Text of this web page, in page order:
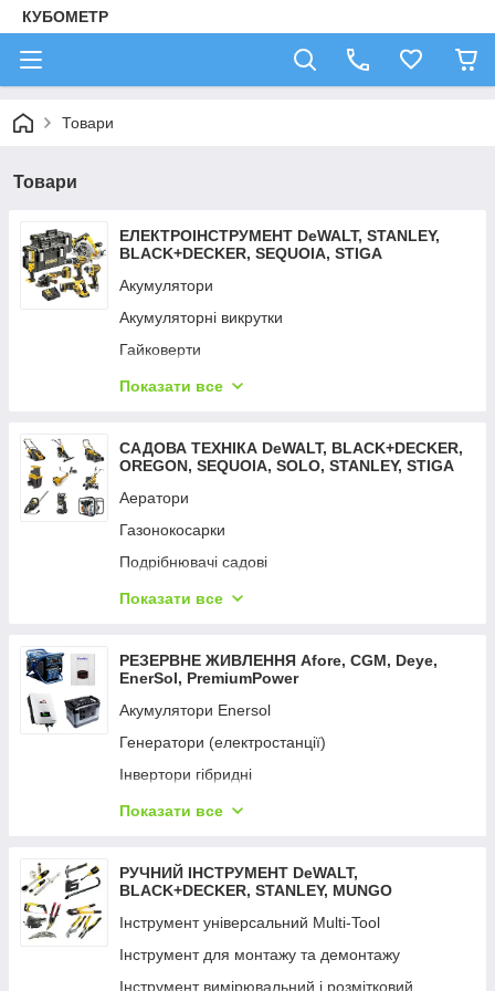
КУБОМЕТР
Товари
Товари
ЕЛЕКТРОІНСТРУМЕНТ DeWALT, STANLEY,
BLACK+DECKER, SEQUOIA, STIGA
Акумулятори
Акумуляторні викрутки
Гайковерти
Дрилі — шурупокрути
Детектори тепла
Зарядні пристрої
Вимірювальні інструменти
Фарбопульти
Відбійні молотки
Мультифункційний інструмент
Перфоратори
Пили
Пістолети цвяхозабивні та скобозабивні
Пістолети гарячого повітря
Пістолети клейові
Підіймач вакуумний
Пилососи
Радіоприймачі промислові
Показати все
САДОВА ТЕХНІКА DeWALT, BLACK+DECKER,
OREGON, SEQUOIA, SOLO, STANLEY, STIGA
Аератори
Газонокосарки
Подрібнювачі садові
Кущорізи та ножиці
Мийки високого тиску
Мотопомпи
Насоси поверхневі
Насоси заглибні
Опрыскиватели
Обладнання для поливання UNIFLEX
Підмітальні машини
Пилососи садові
Райдери
Розкидачі добрив
Показати все
РЕЗЕРВНЕ ЖИВЛЕННЯ Aforе, CGM, Deye,
EnerSol, PremiumPower
Акумулятори Enersol
Генератори (електростанції)
Інвертори гібридні
Портативний зарядний пристрій
Сетевые удлинители
Показати все
РУЧНИЙ ІНСТРУМЕНТ DeWALT,
BLACK+DECKER, STANLEY, MUNGO
Інструмент універсальний Multi-Tool
Інструмент для монтажу та демонтажу
Інструмент вимірювальний і розмітковий